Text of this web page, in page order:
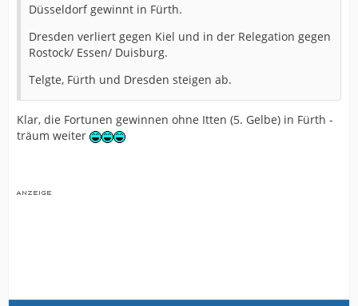
Düsseldorf gewinnt in Fürth.
Dresden verliert gegen Kiel und in der Relegation gegen
Rostock/ Essen/ Duisburg.
Telgte, Fürth und Dresden steigen ab.
Klar, die Fortunen gewinnen ohne Itten (5. Gelbe) in Fürth -
träum weiter